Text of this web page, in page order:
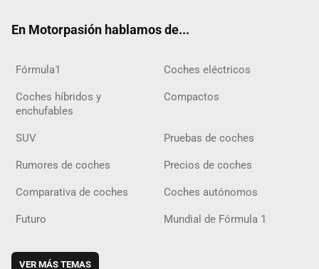
En Motorpasión hablamos de...
Fórmula1 Coches eléctricos
Coches híbridos y
enchufables
Compactos
SUV Pruebas de coches
Rumores de coches Precios de coches
Comparativa de coches Coches autónomos
Futuro Mundial de Fórmula 1
VER MÁS TEMAS